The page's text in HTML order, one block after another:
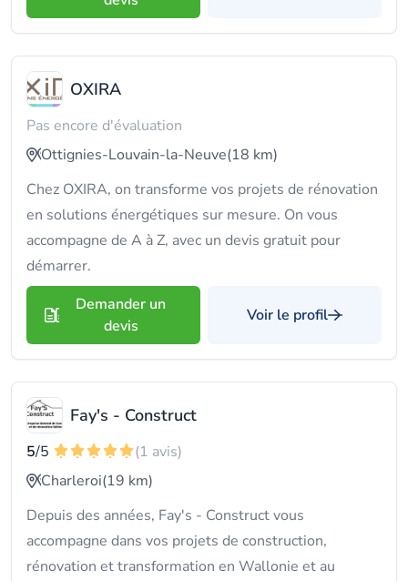
OXIRA
Pas encore d'évaluation
Ottignies-Louvain-la-Neuve(18 km)
Chez OXIRA, on transforme vos projets de rénovation
en solutions énergétiques sur mesure. On vous
accompagne de A à Z, avec un devis gratuit pour
démarrer.
Demander un
devis
Voir le profil
Fay's - Construct
5/5
(1 avis)
Charleroi(19 km)
Depuis des années, Fay's - Construct vous
accompagne dans vos projets de construction,
rénovation et transformation en Wallonie et au